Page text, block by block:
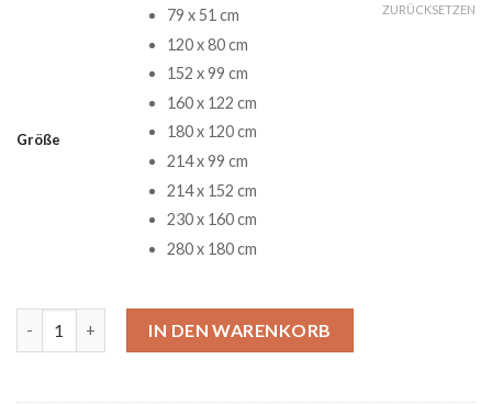
Größe
79 x 51 cm
120 x 80 cm
152 x 99 cm
160 x 122 cm
180 x 120 cm
214 x 99 cm
214 x 152 cm
230 x 160 cm
280 x 180 cm
ZURÜCKSETZEN
IN DEN WARENKORB